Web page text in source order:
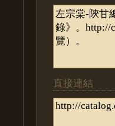
直接連結